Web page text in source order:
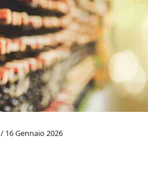
/ 16 Gennaio 2026